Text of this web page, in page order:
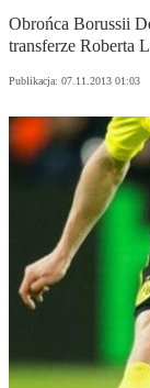
Obrońca Borussii
transferze Roberta
Publikacja: 07.11.2013 01:03